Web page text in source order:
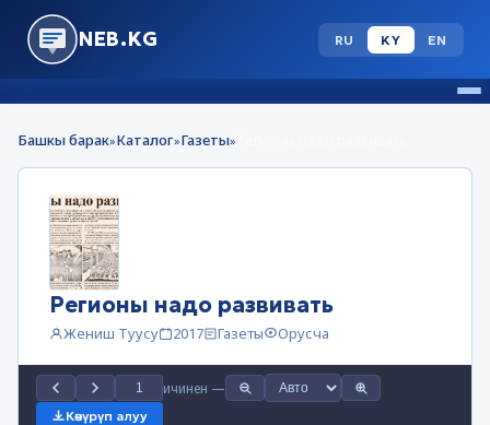
NEB.KG RU KY EN
Башкы барак»Каталог»Газеты»
Регионы надо развивать
Жениш Туусу 2017 Газеты Орусча
ичинен —
Көчүрүп алуу